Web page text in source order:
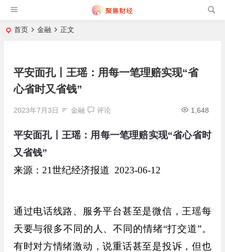
首页 金融 正文
平安面孔丨王瑶：用每一笔理赔实现“省
心省时又省钱”
2023年7月3日 金融 评论 1,648
平安面孔丨王瑶：用每一笔理赔实现“省心省时
又省钱”
来源：21世纪经济报道 2023-06-12
通过电话线路、服务平台甚至是微信，王瑶每
天要与很多不同的人、不同的情绪“打交道”。
有时对方情绪激动，说重话甚至是投诉，但也